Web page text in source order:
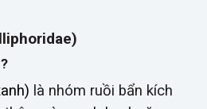
là nhóm ruồi bẩn kích